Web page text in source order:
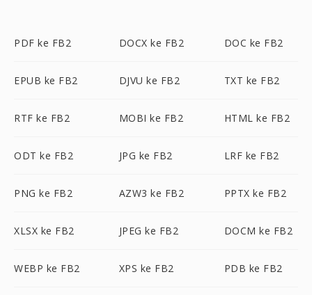
PDF ke FB2 DOCX ke FB2 DOC ke FB2
EPUB ke FB2 DJVU ke FB2 TXT ke FB2
RTF ke FB2 MOBI ke FB2 HTML ke FB2
ODT ke FB2 JPG ke FB2 LRF ke FB2
PNG ke FB2 AZW3 ke FB2 PPTX ke FB2
XLSX ke FB2 JPEG ke FB2 DOCM ke FB2
WEBP ke FB2 XPS ke FB2 PDB ke FB2